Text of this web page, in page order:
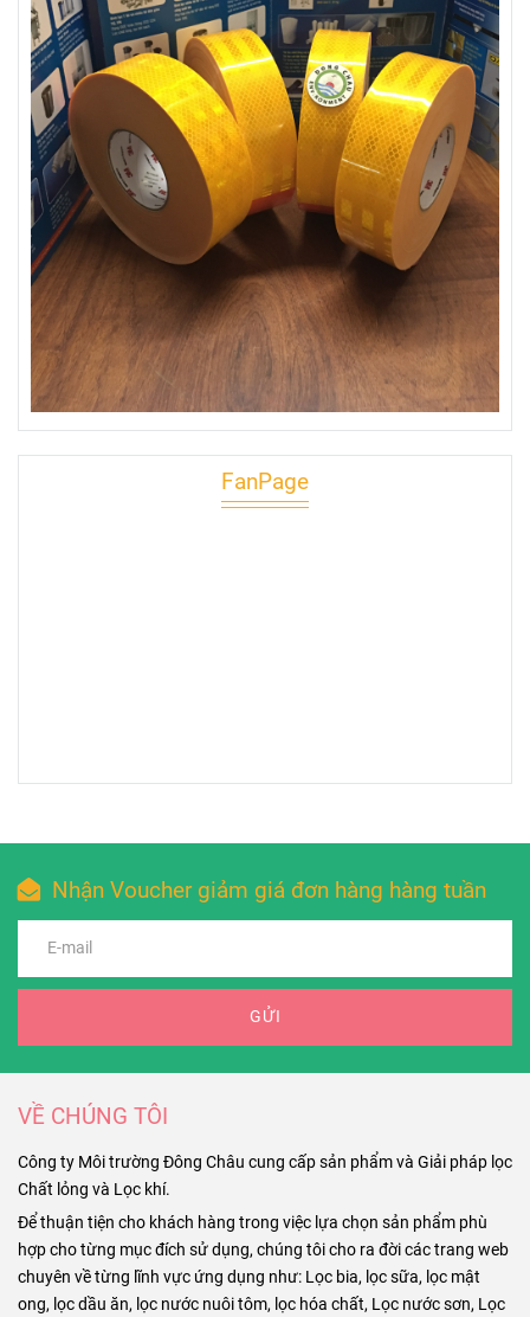
FanPage
Nhận Voucher giảm giá đơn hàng hàng tuần
GỬI
VỀ CHÚNG TÔI
Công ty Môi trường Đông Châu cung cấp sản phẩm và Giải pháp lọc
Chất lỏng và Lọc khí.
Để thuận tiện cho khách hàng trong việc lựa chọn sản phẩm phù
hợp cho từng mục đích sử dụng, chúng tôi cho ra đời các trang web
chuyên về từng lĩnh vực ứng dụng như: Lọc bia, lọc sữa, lọc mật
ong, lọc dầu ăn, lọc nước nuôi tôm, lọc hóa chất, Lọc nước sơn, Lọc